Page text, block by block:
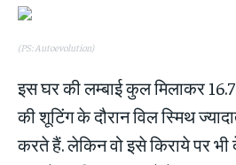
(PS: Autoevolution)
इस घर की लम्‍बाई कुल मिलाकर 16.7
की शूटिंग के दौरान विल स्मिथ
करते हैं. लेकिन वो इसे किराये पर भी